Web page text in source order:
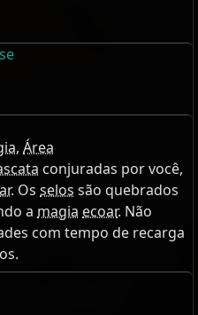
, Área
conjuradas por você,
. Os selos são quebrados
a magia ecoar. Não
com tempo de recarga